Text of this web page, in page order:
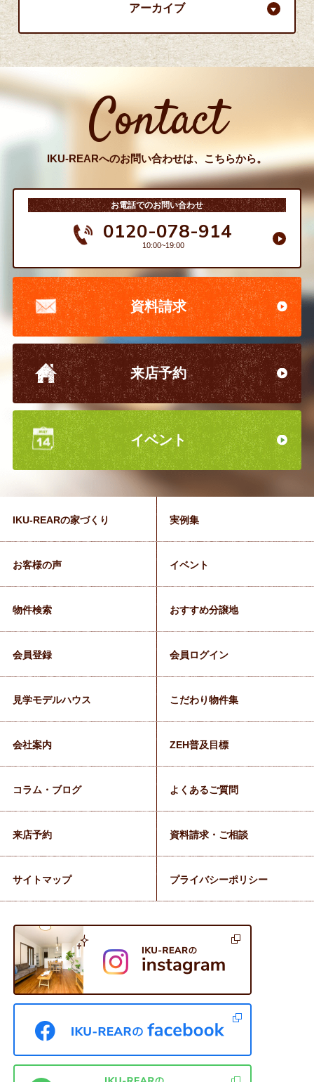
アーカイブ
Contact
IKU-REARへのお問い合わせは、こちらから。
お電話でのお問い合わせ
0120-078-914
10:00~19:00
資料請求
来店予約
イベント
IKU-REARの家づくり 実例集
お客様の声 イベント
物件検索 おすすめ分譲地
会員登録 会員ログイン
見学モデルハウス こだわり物件集
会社案内 ZEH普及目標
コラム・ブログ よくあるご質問
来店予約 資料請求・ご相談
サイトマップ プライバシーポリシー